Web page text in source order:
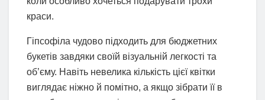
краси.
Гіпсофіла чудово підходить для бюджетних
букетів завдяки своїй візуальній легкості та
об’єму. Навіть невелика кількість цієї квітки
виглядає ніжно й помітно, а якщо зібрати її в